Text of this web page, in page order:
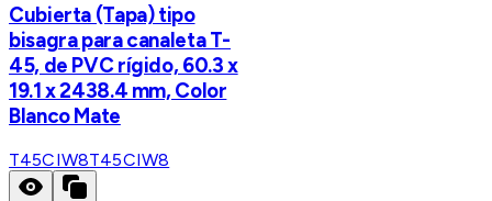
Cubierta (Tapa) tipo
bisagra para canaleta T-
45, de PVC rígido, 60.3 x
19.1 x 2438.4 mm, Color
Blanco Mate
T45CIW8T45CIW8